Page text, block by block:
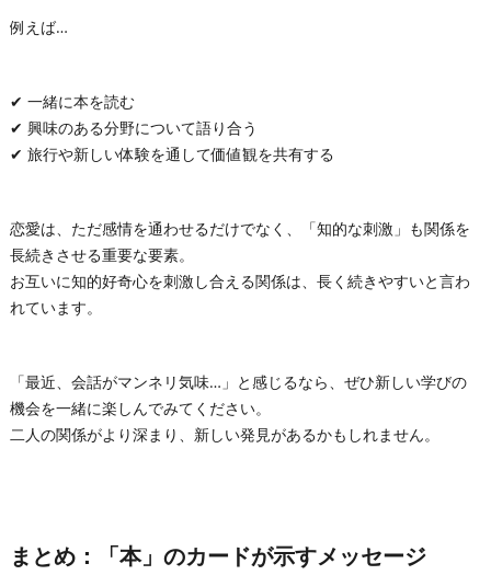
例えば…
✔ 一緒に本を読む
✔ 興味のある分野について語り合う
✔ 旅行や新しい体験を通して価値観を共有する
恋愛は、ただ感情を通わせるだけでなく、「知的な刺激」も関係を
長続きさせる重要な要素。
お互いに知的好奇心を刺激し合える関係は、長く続きやすいと言わ
れています。
「最近、会話がマンネリ気味…」と感じるなら、ぜひ新しい学びの
機会を一緒に楽しんでみてください。
二人の関係がより深まり、新しい発見があるかもしれません。
まとめ：「本」のカードが示すメッセージ